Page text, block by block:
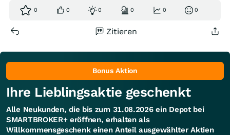
0 0 0 0 0 0
Zitieren
Bonus Aktion
Ihre Lieblingsaktie geschenkt
Alle Neukunden, die bis zum 31.08.2026 ein Depot bei
SMARTBROKER+ eröffnen, erhalten als
Willkommensgeschenk einen Anteil ausgewählter Aktien